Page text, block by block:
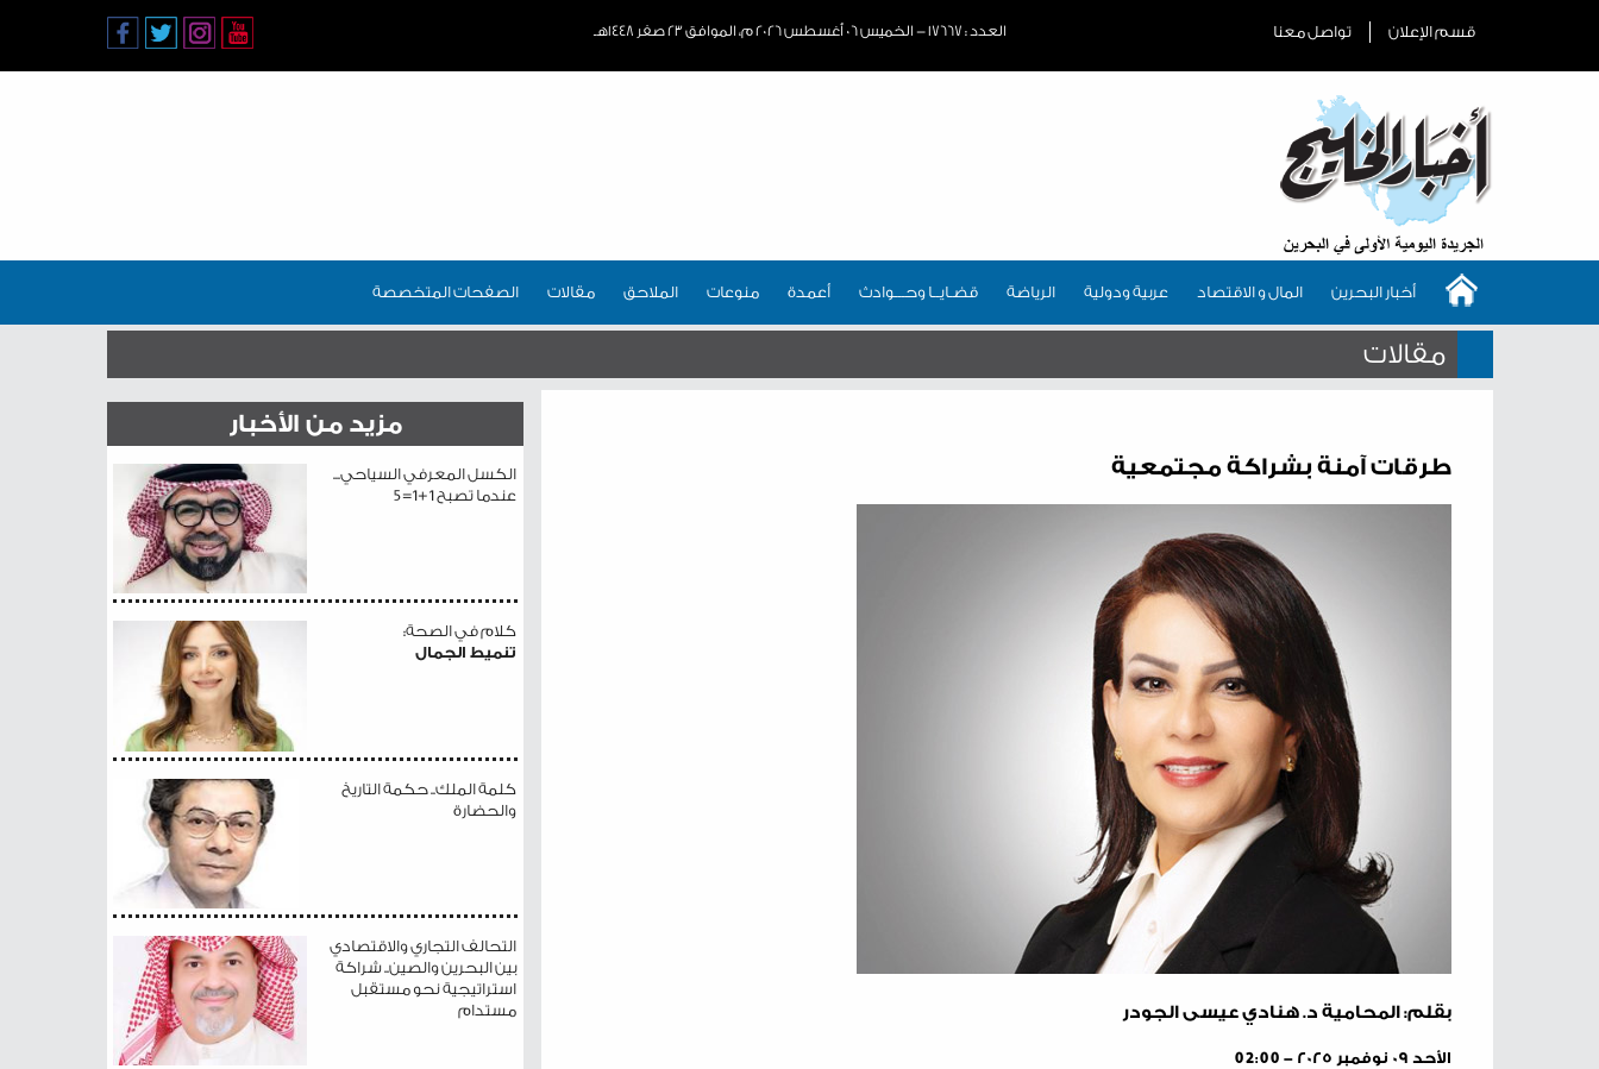
قسم الإعلان تواصل معنا العدد : ١٧٦٦٧ - الخميس ٠٦ أغسطس ٢٠٢٦ م، الموافق ٢٣ صفر ١٤٤٨هـ
أخبار البحرين المال و الاقتصاد عربية ودولية الرياضة قضـايــا وحـــوادث أعمدة منوعات الملاحق مقالات الصفحات المتخصصة
مقالات
طرقات آمنة بشراكة مجتمعية
بقلم: المحامية د. هنادي عيسى الجودر
الأحد ٠٩ نوفمبر ٢٠٢٥ - 02:00
مزيد من الأخبار
الكسل المعرفي السياحي...
عندما تصبح 1+1=5
كلام في الصحة:
تنميط الجمال
كلمة الملك.. حكمة التاريخ
والحضارة
التحالف التجاري والاقتصادي
بين البحرين والصين.. شراكة
استراتيجية نحو مستقبل
مستدام